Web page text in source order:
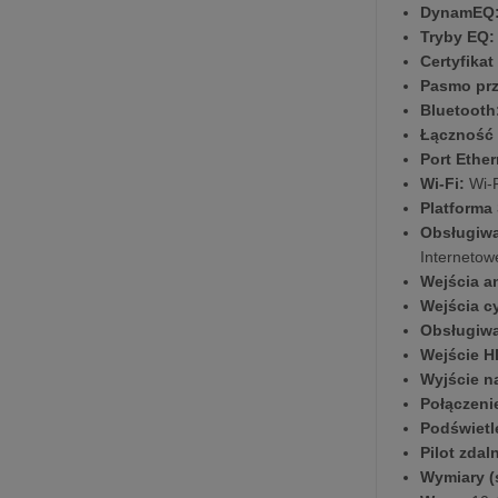
Tryby EQ:
Certyfikat
Pasmo
Port
Wi-Fi: Wi-
Platforma
Wejścia
Wejścia
Wejście
Wyjście
Pilot
Wymiary